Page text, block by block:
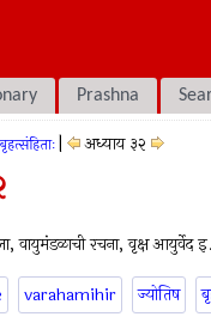
Prashna
अध्याय ३२
वायुमंडळाची रचना, वृक्ष
varahamihir ज्योतिष